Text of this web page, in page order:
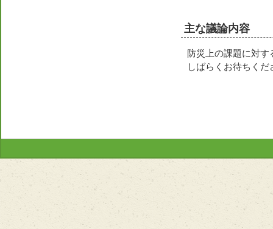
主な議論内容
防災上の課題に対
しばらくお待ちくだ